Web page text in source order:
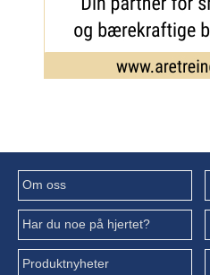
Om oss
Har du noe på hjertet?
Produktnyheter